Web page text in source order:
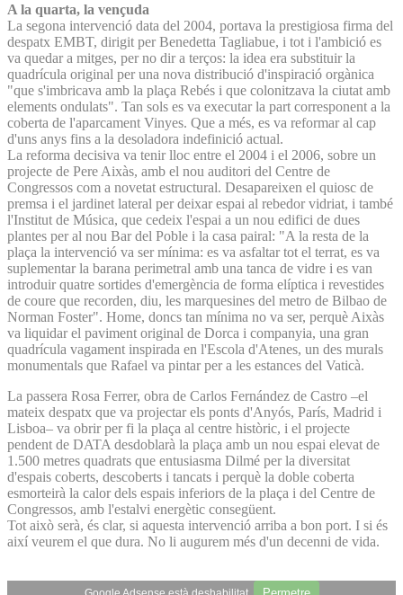
A la quarta, la vençuda
La segona intervenció data del 2004, portava la prestigiosa firma del
despatx EMBT, dirigit per Benedetta Tagliabue, i tot i l'ambició es
va quedar a mitges, per no dir a terços: la idea era substituir la
quadrícula original per una nova distribució d'inspiració orgànica
"que s'imbricava amb la plaça Rebés i que colonitzava la ciutat amb
elements ondulats". Tan sols es va executar la part corresponent a la
coberta de l'aparcament Vinyes. Que a més, es va reformar al cap
d'uns anys fins a la desoladora indefinició actual.
La reforma decisiva va tenir lloc entre el 2004 i el 2006, sobre un
projecte de Pere Aixàs, amb el nou auditori del Centre de
Congressos com a novetat estructural. Desapareixen el quiosc de
premsa i el jardinet lateral per deixar espai al rebedor vidriat, i també
l'Institut de Música, que cedeix l'espai a un nou edifici de dues
plantes per al nou Bar del Poble i la casa pairal: "A la resta de la
plaça la intervenció va ser mínima: es va asfaltar tot el terrat, es va
suplementar la barana perimetral amb una tanca de vidre i es van
introduir quatre sortides d'emergència de forma elíptica i revestides
de coure que recorden, diu, les marquesines del metro de Bilbao de
Norman Foster". Home, doncs tan mínima no va ser, perquè Aixàs
va liquidar el paviment original de Dorca i companyia, una gran
quadrícula vagament inspirada en l'Escola d'Atenes, un des murals
monumentals que Rafael va pintar per a les estances del Vaticà.
La passera Rosa Ferrer, obra de Carlos Fernández de Castro –el
mateix despatx que va projectar els ponts d'Anyós, París, Madrid i
Lisboa– va obrir per fi la plaça al centre històric, i el projecte
pendent de DATA desdoblarà la plaça amb un nou espai elevat de
1.500 metres quadrats que entusiasma Dilmé per la diversitat
d'espais coberts, descoberts i tancats i perquè la doble coberta
esmorteirà la calor dels espais inferiors de la plaça i del Centre de
Congressos, amb l'estalvi energètic consegüent.
Tot això serà, és clar, si aquesta intervenció arriba a bon port. I si és
així veurem el que dura. No li augurem més d'un decenni de vida.